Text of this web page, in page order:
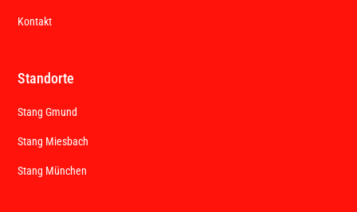
Kontakt
Standorte
Stang Gmund
Stang Miesbach
Stang München